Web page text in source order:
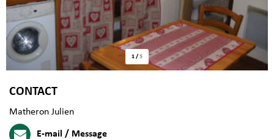
1/5
CONTACT
Matheron Julien
E-mail / Message